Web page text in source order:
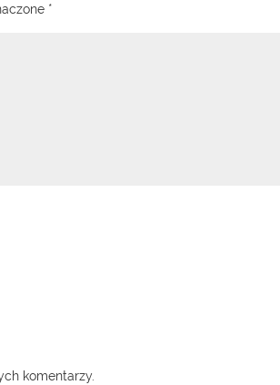
*
komentarzy.